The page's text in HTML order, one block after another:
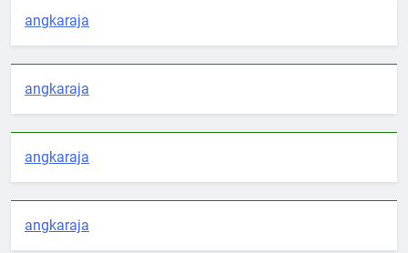
angkaraja
angkaraja
angkaraja
angkaraja